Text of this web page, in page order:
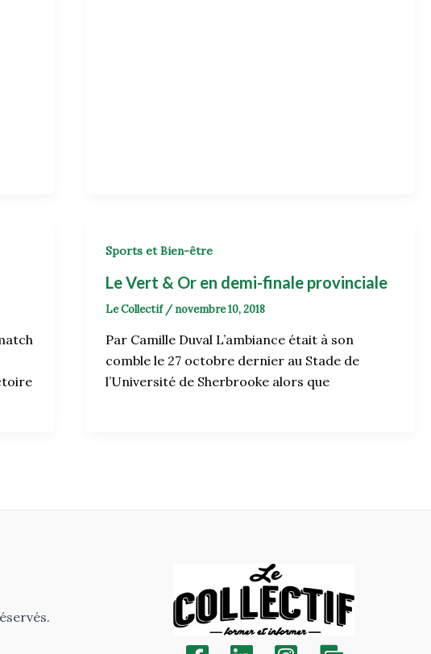
Sports et Bien-être
Le Vert & Or en demi-finale provinciale
Le Collectif / novembre 10, 2018
Par Camille Duval L’ambiance était à son
comble le 27 octobre dernier au Stade de
l’Université de Sherbrooke alors que